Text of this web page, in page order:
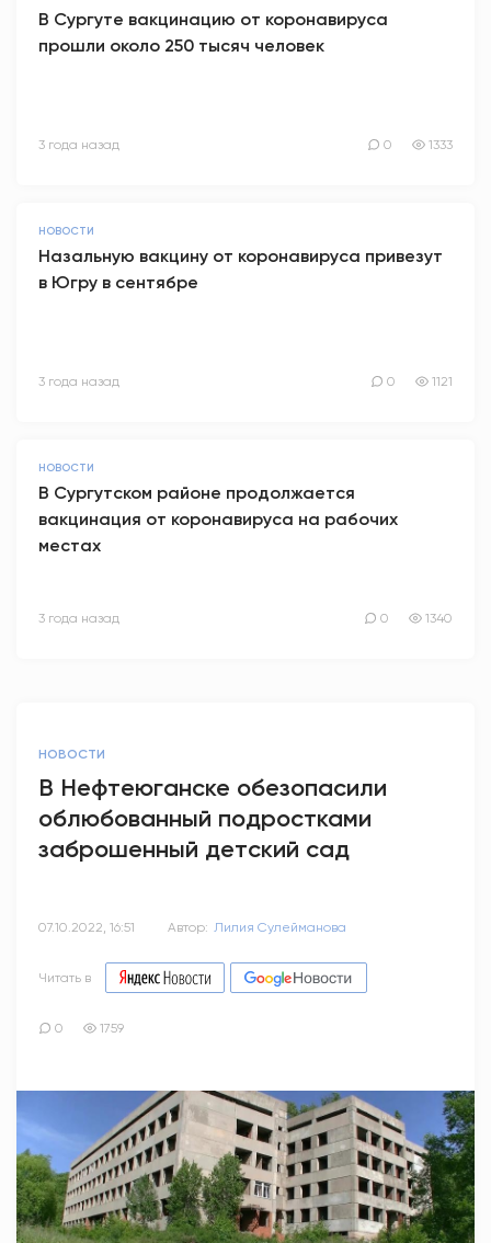
В Сургуте вакцинацию от коронавируса
прошли около 250 тысяч человек
3 года назад 0 1333
НОВОСТИ
Назальную вакцину от коронавируса привезут
в Югру в сентябре
3 года назад 0 1121
НОВОСТИ
В Сургутском районе продолжается
вакцинация от коронавируса на рабочих
местах
3 года назад 0 1340
НОВОСТИ
В Нефтеюганске обезопасили
облюбованный подростками
заброшенный детский сад
07.10.2022, 16:51 Автор: Лилия Сулейманова
Читать в
0 1759